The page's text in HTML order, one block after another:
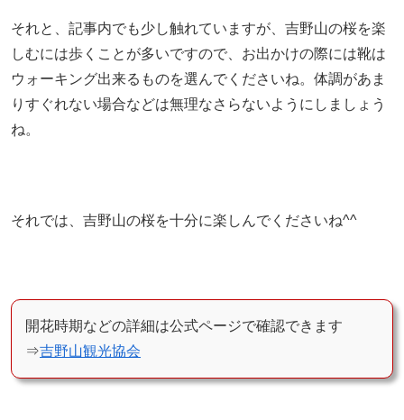
それと、記事内でも少し触れていますが、吉野山の桜を楽
しむには歩くことが多いですので、お出かけの際には靴は
ウォーキング出来るものを選んでくださいね。体調があま
りすぐれない場合などは無理なさらないようにしましょう
ね。
それでは、吉野山の桜を十分に楽しんでくださいね^^
開花時期などの詳細は公式ページで確認できます
⇒吉野山観光協会